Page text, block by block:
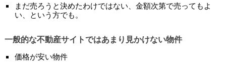
まだ売ろうと決めたわけではない、金額次第で売ってもよ
い、という方でも。
一般的な不動産サイトではあまり見かけない物件
価格が安い物件